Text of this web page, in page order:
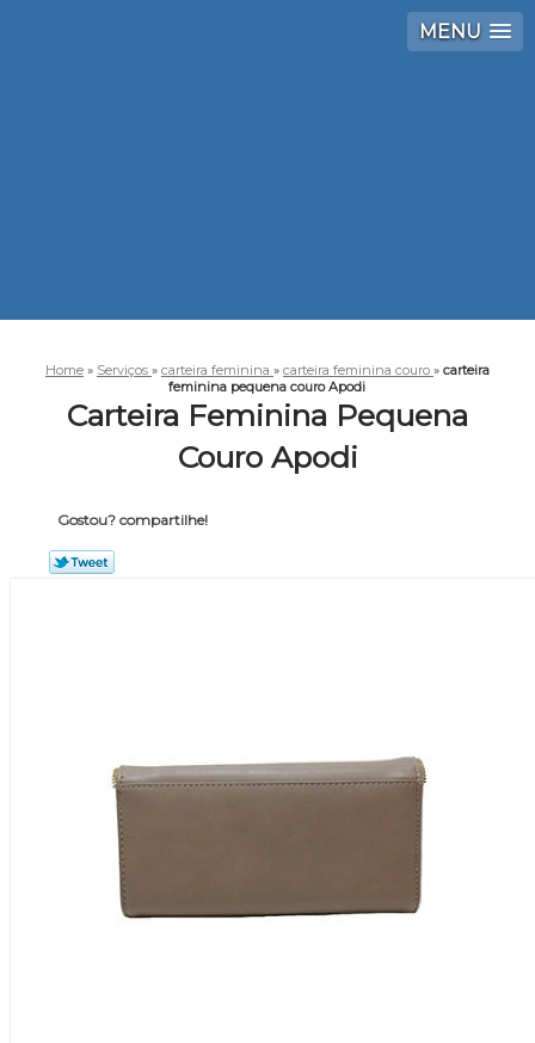
MENU
Home » Serviços » carteira feminina » carteira feminina couro » carteira
feminina pequena couro Apodi
Carteira Feminina Pequena
Couro Apodi
Gostou? compartilhe!